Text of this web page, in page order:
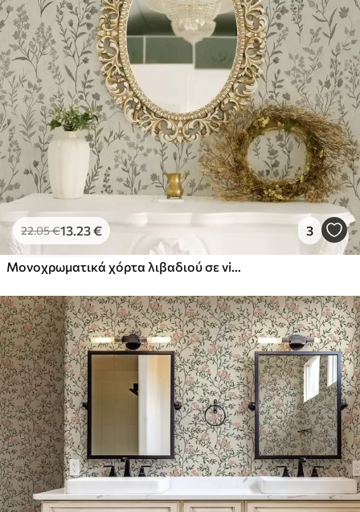
22.05€13.23€ 3
Μονοχρωματικά χόρτα λιβαδιού σε vintage στυλ